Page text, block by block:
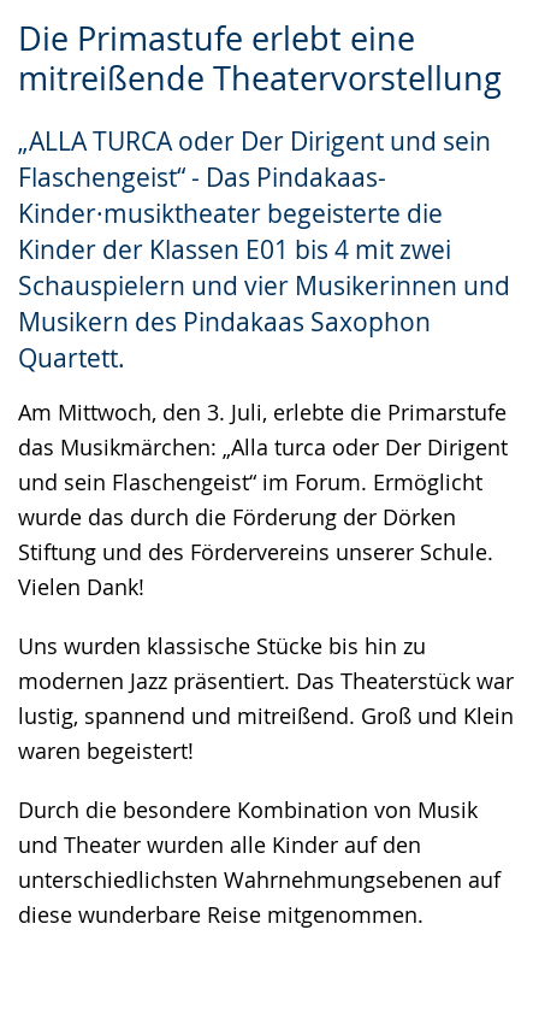
Die Primastufe erlebt eine
mitreißende Theatervorstellung
„ALLA TURCA oder Der Dirigent und sein
Flaschengeist“ - Das Pindakaas-
Kinder·musiktheater begeisterte die
Kinder der Klassen E01 bis 4 mit zwei
Schauspielern und vier Musikerinnen und
Musikern des Pindakaas Saxophon
Quartett.
Am Mittwoch, den 3. Juli, erlebte die Primarstufe
das Musikmärchen: „Alla turca oder Der Dirigent
und sein Flaschengeist“ im Forum. Ermöglicht
wurde das durch die Förderung der Dörken
Stiftung und des Fördervereins unserer Schule.
Vielen Dank!
Uns wurden klassische Stücke bis hin zu
modernen Jazz präsentiert. Das Theaterstück war
lustig, spannend und mitreißend. Groß und Klein
waren begeistert!
Durch die besondere Kombination von Musik
und Theater wurden alle Kinder auf den
unterschiedlichsten Wahrnehmungsebenen auf
diese wunderbare Reise mitgenommen.
Leichten
Sprache
Audio-
Unterstützung.
Video
in
Gebärdensprache
wird
angezeigt.